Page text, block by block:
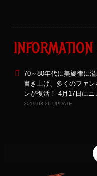
INFORMATION
70～80年代に美旋律に
書き上げ、多くのファ
ンが復活！ 4月17日にニ
2019.03.26 UPDATE